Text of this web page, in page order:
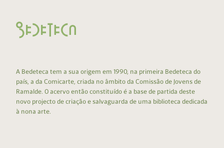
A Bedeteca tem a sua origem em 1990, na primeira Bedeteca do
país, a da Comicarte, criada no âmbito da Comissão de Jovens de
Ramalde. O acervo então constituído é a base de partida deste
novo projecto de criação e salvaguarda de uma biblioteca dedicada
à nona arte.